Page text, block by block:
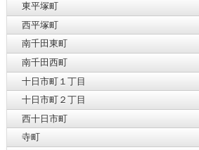
東平塚町
西平塚町
南千田東町
南千田西町
十日市町１丁目
十日市町２丁目
西十日市町
寺町